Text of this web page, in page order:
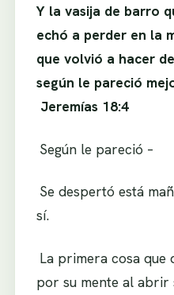
Y la vasija de barro
echó a perder en la
que volvió a hacer
según le pareció
Jeremías 18:4
Según le pareció –
Se despertó está
sí.
La primera cosa que
por su mente al abrir